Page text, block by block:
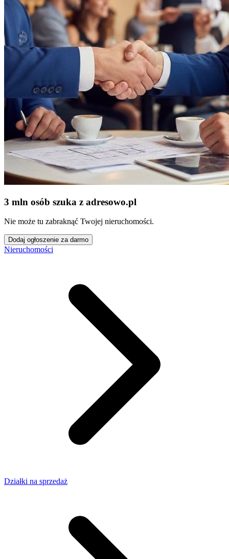
3 mln osób szuka z adresowo.pl
Nie może tu zabraknąć Twojej nieruchomości.
Dodaj ogłoszenie za darmo
Nieruchomości
Działki na sprzedaż